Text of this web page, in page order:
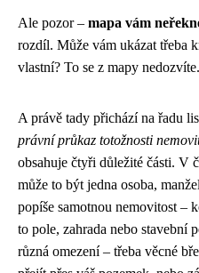
Ale pozor – mapa vám
rozdíl. Může vám ukázat třeba
vlastní? To se z mapy nedozvíte.
A právě tady přichází na řadu
právní průkaz totožnosti
obsahuje čtyři důležité části. V
může to být jedna osoba,
popíše samotnou nemovitost –
to pole, zahrada nebo stavební
různá omezení – třeba věcné